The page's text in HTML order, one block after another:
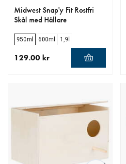
Midwest Snap'y Fit Rostfri
Skål med Hållare
950ml 600ml 1,9l
129.00 kr